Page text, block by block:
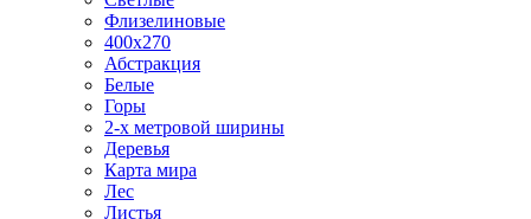
Флизелиновые
400х270
Абстракция
Белые
Горы
2-х метровой ширины
Деревья
Карта мира
Лес
Листья